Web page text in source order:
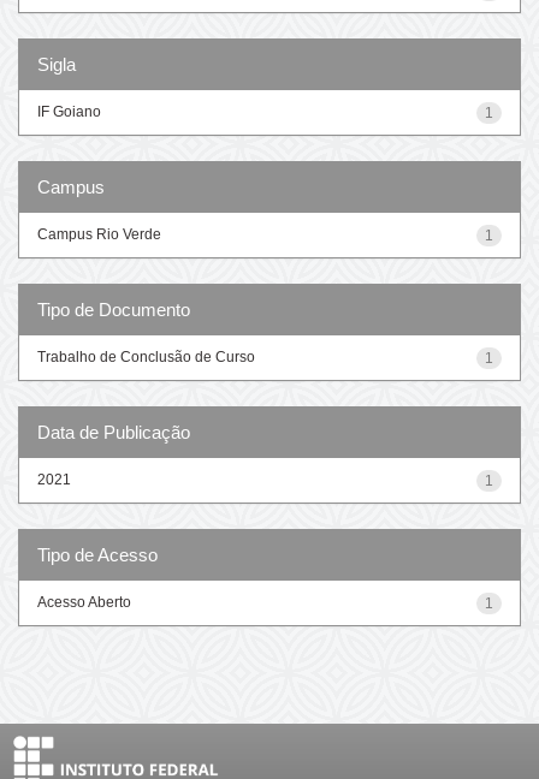
Sigla
1
IF Goiano
Campus
1
Campus Rio Verde
Tipo de Documento
1
Trabalho de Conclusão de Curso
Data de Publicação
1
2021
Tipo de Acesso
1
Acesso Aberto